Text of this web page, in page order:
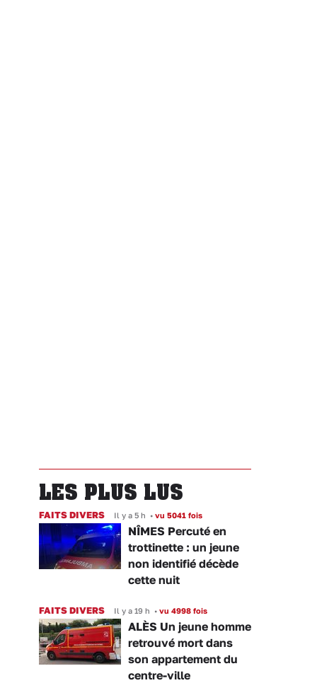
LES PLUS LUS
FAITS DIVERS Il y a 5 h • vu 5041 fois
NÎMES Percuté en
trottinette : un jeune
non identifié décède
cette nuit
FAITS DIVERS Il y a 19 h • vu 4998 fois
ALÈS Un jeune homme
retrouvé mort dans
son appartement du
centre-ville